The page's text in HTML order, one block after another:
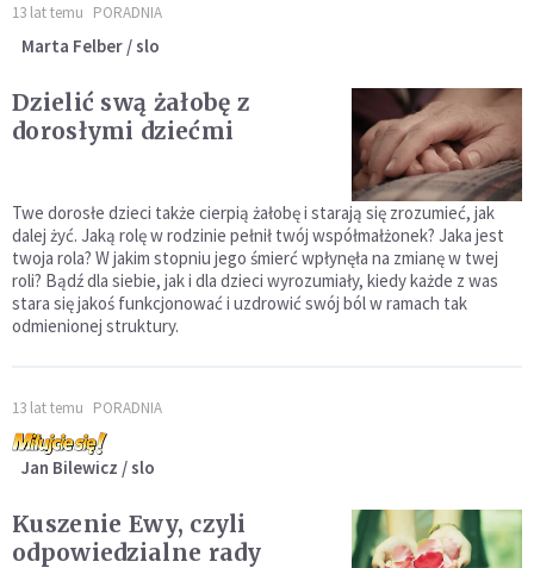
13 lat temu PORADNIA
Marta Felber / slo
Dzielić swą żałobę z
dorosłymi dziećmi
Twe dorosłe dzieci także cierpią żałobę i starają się zrozumieć, jak
dalej żyć. Jaką rolę w rodzinie pełnił twój współmałżonek? Jaka jest
twoja rola? W jakim stopniu jego śmierć wpłynęła na zmianę w twej
roli? Bądź dla siebie, jak i dla dzieci wyrozumiały, kiedy każde z was
stara się jakoś funkcjonować i uzdrowić swój ból w ramach tak
odmienionej struktury.
13 lat temu PORADNIA
Jan Bilewicz / slo
Kuszenie Ewy, czyli
odpowiedzialne rady